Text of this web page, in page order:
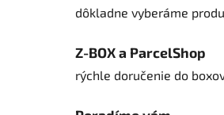
dôkladne vyberáme
Z-BOX a ParcelShop
rýchle doručenie do